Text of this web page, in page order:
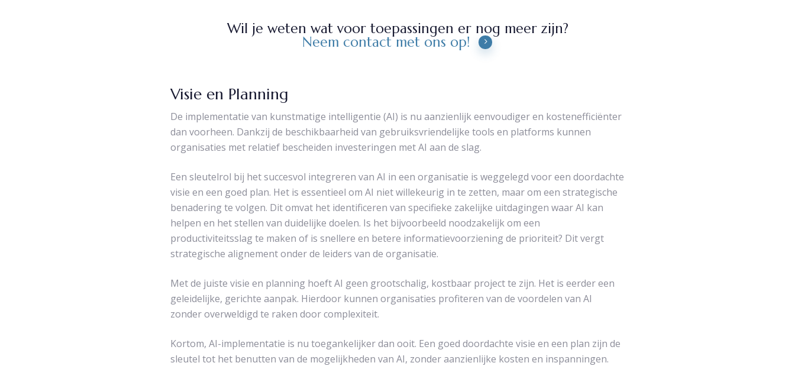
Wil je weten wat voor toepassingen er nog meer zijn?
Neem contact met ons op!
Visie en Planning
De implementatie van kunstmatige intelligentie (AI) is nu aanzienlijk eenvoudiger en kostenefficiënter
dan voorheen. Dankzij de beschikbaarheid van gebruiksvriendelijke tools en platforms kunnen
organisaties met relatief bescheiden investeringen met AI aan de slag.
Een sleutelrol bij het succesvol integreren van AI in een organisatie is weggelegd voor een doordachte
visie en een goed plan. Het is essentieel om AI niet willekeurig in te zetten, maar om een strategische
benadering te volgen. Dit omvat het identificeren van specifieke zakelijke uitdagingen waar AI kan
helpen en het stellen van duidelijke doelen. Is het bijvoorbeeld noodzakelijk om een
productiviteitsslag te maken of is snellere en betere informatievoorziening de prioriteit? Dit vergt
strategische alignement onder de leiders van de organisatie.
Met de juiste visie en planning hoeft AI geen grootschalig, kostbaar project te zijn. Het is eerder een
geleidelijke, gerichte aanpak. Hierdoor kunnen organisaties profiteren van de voordelen van AI
zonder overweldigd te raken door complexiteit.
Kortom, AI-implementatie is nu toegankelijker dan ooit. Een goed doordachte visie en een plan zijn de
sleutel tot het benutten van de mogelijkheden van AI, zonder aanzienlijke kosten en inspanningen.